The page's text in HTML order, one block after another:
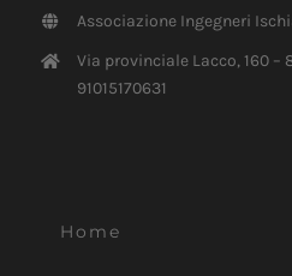
Associazione Ingegneri
Via provinciale Lacco, 160 –
91015170631
Home